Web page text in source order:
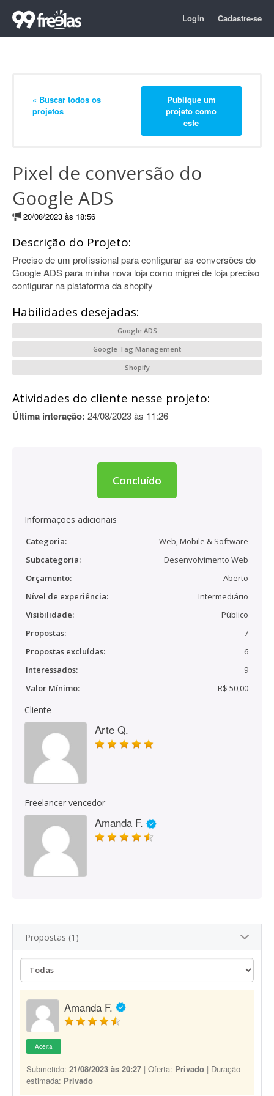
Login Cadastre-se
« Buscar todos os
projetos
Publique um
projeto como
este
Pixel de conversão do
Google ADS
20/08/2023 às 18:56
Descrição do Projeto:
Preciso de um profissional para configurar as conversões do
Google ADS para minha nova loja como migrei de loja preciso
configurar na plataforma da shopify
Habilidades desejadas:
Google ADS
Google Tag Management
Shopify
Atividades do cliente nesse projeto:
Última interação: 24/08/2023 às 11:26
Concluído
Informações adicionais
Categoria:
Web, Mobile & Software
Subcategoria:
Desenvolvimento Web
Orçamento:
Aberto
Nível de experiência:
Intermediário
Visibilidade:
Público
Propostas:
7
Propostas excluídas:
6
Interessados:
9
Valor Mínimo:
R$ 50,00
Cliente
Arte Q.
Freelancer vencedor
Amanda F.
Propostas (1)
Amanda F.
Aceita
Submetido: 21/08/2023 às 20:27 | Oferta: Privado | Duração
estimada: Privado